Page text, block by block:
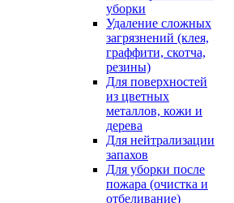
уборки
Удаление сложных
загрязнений (клея,
граффити, скотча,
резины)
Для поверхностей
из цветных
металлов, кожи и
дерева
Для нейтрализации
запахов
Для уборки после
пожара (очистка и
отбеливание)